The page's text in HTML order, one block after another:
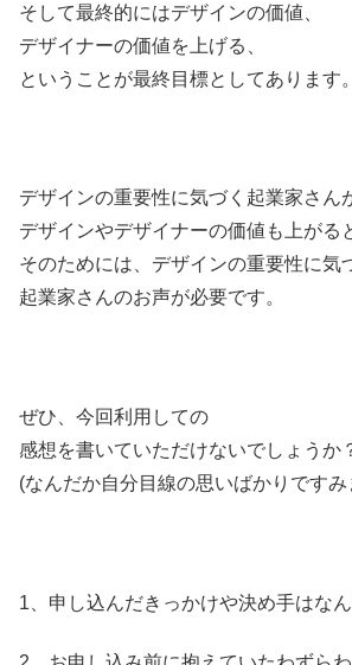
そして最終的にはデザインの価値、
デザイナーの価値を上げる、
ということが最終目標としてあります。
デザインの重要性に気づく起業家さん
デザインやデザイナーの価値も上がる
そのためには、デザインの重要性に気
起業家さんのお声が必要です。
ぜひ、今回利用しての
感想を書いていただけないでしょうか
(なんだか自分目線の思いばかりですみ
1、申し込んだきっかけや決め手はな